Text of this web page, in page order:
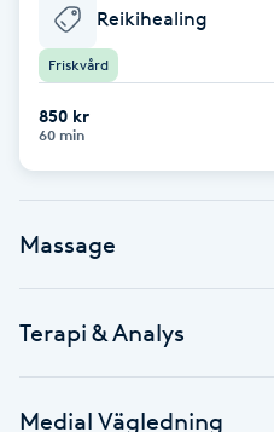
Babylights
Balayage
Bambumassage
Barber
BIAB
Reikihealing
Friskvård
850 kr
60 min
Massage
Terapi & Analys
Medial Vägledning